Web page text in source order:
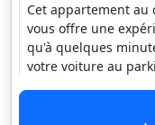
Cet appartement au
vous offre une
qu'à quelques
votre voiture au